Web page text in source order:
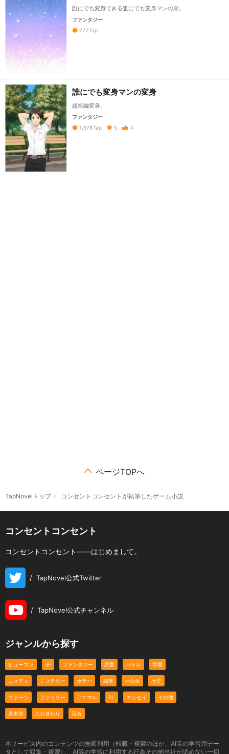
誰にでも変身できる誰にでも変身マンの弟。
ファンタジー
272 Tap
誰にでも変身マンの変身
超短編変身。
ファンタジー
1,678Tap 5 4
ページTOPへ
TapNovelトップ コンセントコンセントが執筆したゲーム小説
コンセントコンセント
コンセントコンセント――はじめまして。
/ TapNovel公式Twitter
/ TapNovel公式チャンネル
ジャンルから探す
ヒューマン SF ファンタジー 恋愛 バトル 学園
コメディ ミステリー ホラー 職業 社会派 歴史
スポーツ ファミリー アニマル BL エッセイ その他
異世界 入れ替わり 百合
本サービス内のコンテンツの無断利用（転載・複製のほか、AI等の学習用デー
タとして収集・複製し、AI等の学習に利用する行為その他当社が認めない一切